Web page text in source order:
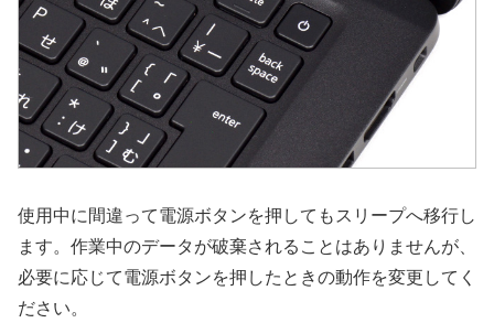
使用中に間違って電源ボタンを押してもスリープへ移行し
ます。作業中のデータが破棄されることはありませんが、
必要に応じて電源ボタンを押したときの動作を変更してく
ださい。